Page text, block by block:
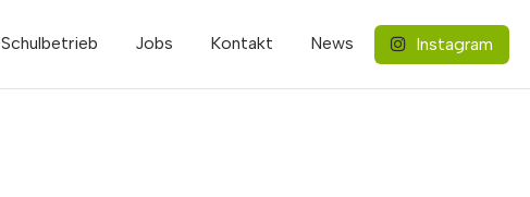
Schulbetrieb Jobs Kontakt News Instagram